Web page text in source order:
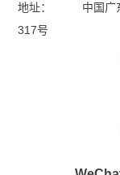
地址：
中国广
317号